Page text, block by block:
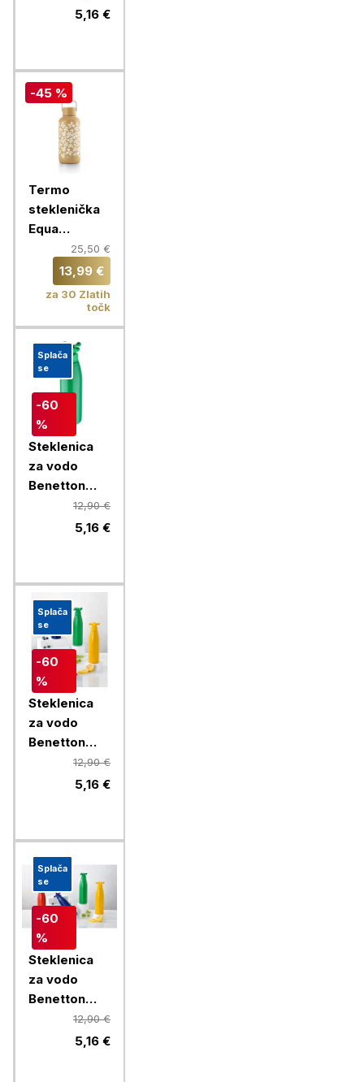
ml, modra5,16 €
-45 %
Termo
steklenička
Equa
Timeless,
600 ml,
Fleurs
25,50 €
13,99 €
za 30 Zlatih
točk
Splača
se
-60
%
Steklenica
za vodo
Benetton
Rainbow 750
ml, zelena
12,90 €
5,16 €
Splača
se
-60
%
Steklenica
za vodo
Benetton
Rainbow 750
ml, rumena
12,90 €
5,16 €
Splača
se
-60
%
Steklenica
za vodo
Benetton
Rainbow 750
ml, rdeča
12,90 €
5,16 €